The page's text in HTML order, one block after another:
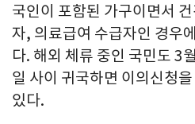
국인이 포함된 가구이면서
자, 의료급여 수급자인 경우
다. 해외 체류 중인 국민도 3
일 사이 귀국하면 이의신청
있다.